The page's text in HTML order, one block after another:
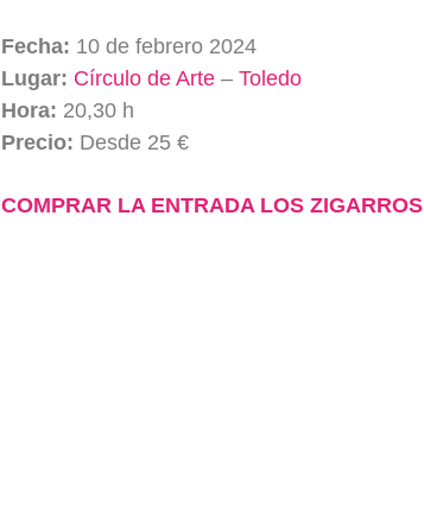
Fecha: 10 de febrero 2024
Lugar: Círculo de Arte –Toledo
Hora: 20,30 h
Precio: Desde 25 €
COMPRAR LA ENTRADA LOS ZIGARROS